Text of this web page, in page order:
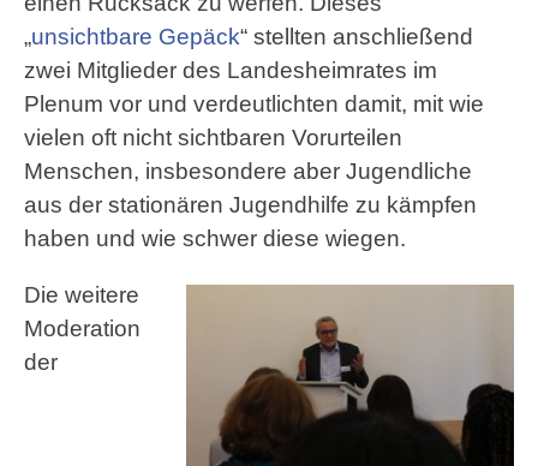
„unsichtbare Gepäck“ stellten anschließend
zwei Mitglieder des Landesheimrates im
Plenum vor und verdeutlichten damit, mit wie
vielen oft nicht sichtbaren Vorurteilen
Menschen, insbesondere aber Jugendliche
aus der stationären Jugendhilfe zu kämpfen
haben und wie schwer diese wiegen.
Die weitere
Moderation
der